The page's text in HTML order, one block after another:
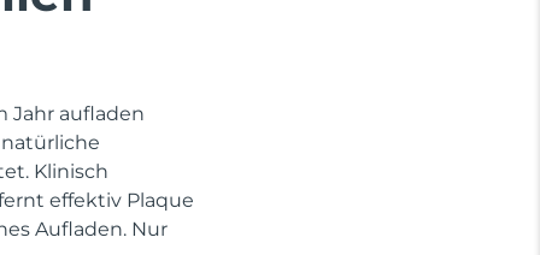
Jahr aufladen
Klinisch
effektiv Plaque
Aufladen. Nur